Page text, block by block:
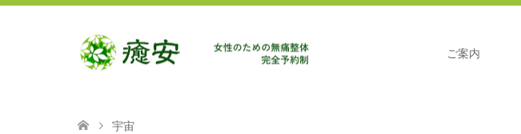
ご案内
宇宙